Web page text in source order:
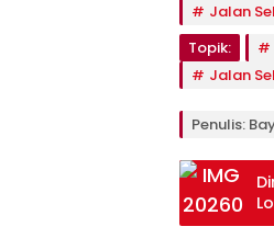
Jalan
Topik:
Jalan
Penulis: